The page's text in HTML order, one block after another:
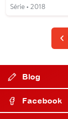
Série • 2018
Blog
Facebook